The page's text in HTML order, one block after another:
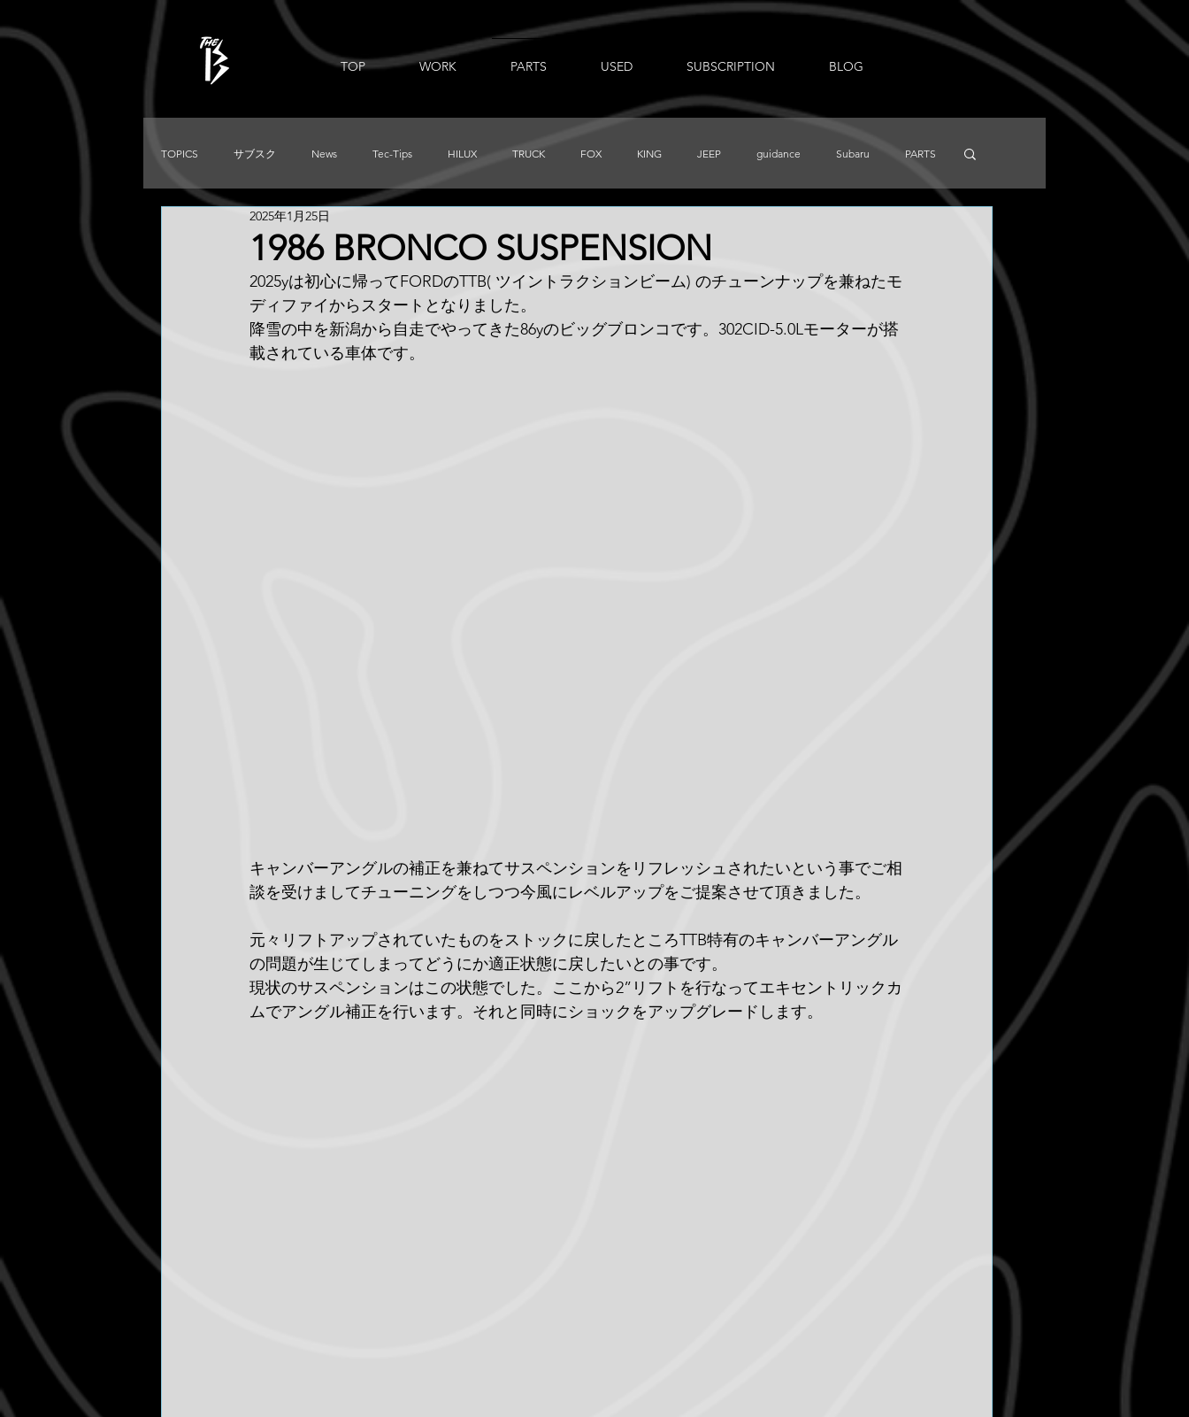
TOP WORK PARTS USED SUBSCRIPTION BLOG
TOPICS サブスク News Tec-Tips HILUX TRUCK FOX KING JEEP guidance Subaru PARTS
Used DIRTKING
LC250
1986 BRONCO SUSPENSION
2025年1月25日
2025yは初心に帰ってFORDのTTB( ツイントラクションビーム) のチューンナップを兼ねたモ
ディファイからスタートとなりました。
降雪の中を新潟から自走でやってきた86yのビッグブロンコです。302CID-5.0Lモーターが搭
載されている車体です。
キャンバーアングルの補正を兼ねてサスペンションをリフレッシュされたいという事でご相
談を受けましてチューニングをしつつ今風にレベルアップをご提案させて頂きました。
元々リフトアップされていたものをストックに戻したところTTB特有のキャンバーアングル
の問題が生じてしまってどうにか適正状態に戻したいとの事です。
現状のサスペンションはこの状態でした。ここから2”リフトを行なってエキセントリックカ
ムでアングル補正を行います。それと同時にショックをアップグレードします。